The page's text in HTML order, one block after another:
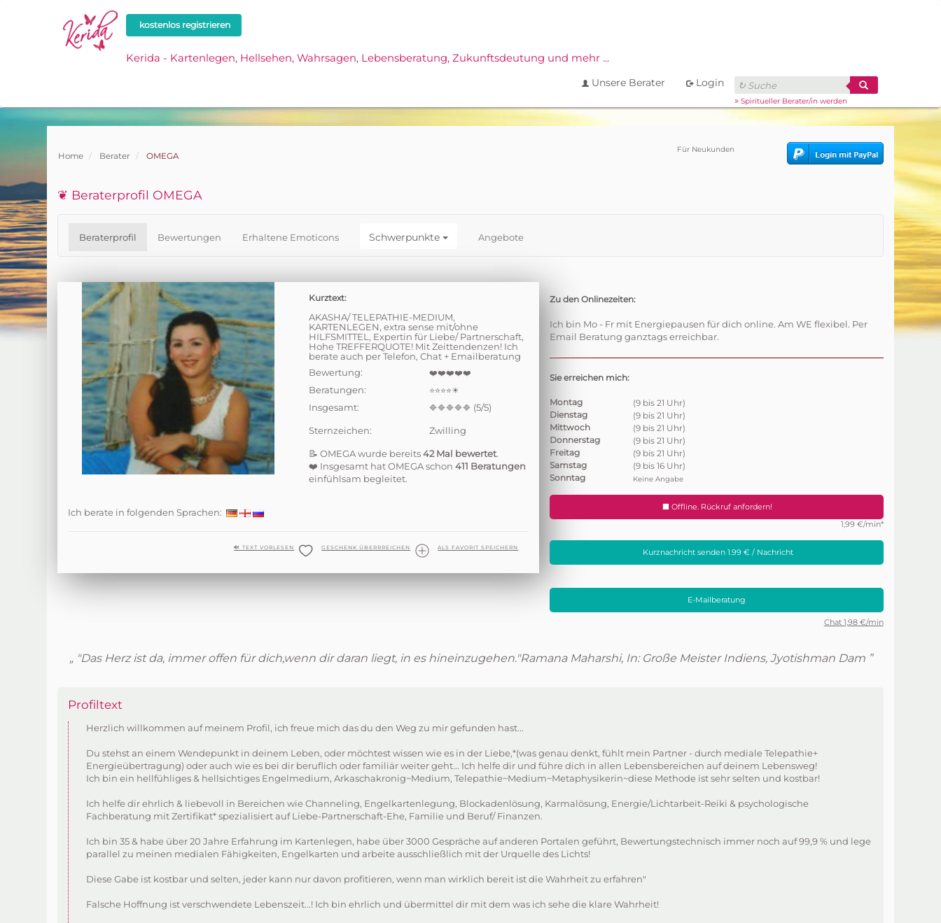
kostenlos registrieren
Kerida - Kartenlegen, Hellsehen, Wahrsagen, Lebensberatung, Zukunftsdeutung und mehr ...
Unsere Berater
Login
» Spiritueller Berater/in werden
Home Berater OMEGA
Für Neukunden
❦ Beraterprofil OMEGA
Beraterprofil Bewertungen Erhaltene Emoticons Schwerpunkte Angebote
Kurztext:
AKASHA/ TELEPATHIE-MEDIUM,
KARTENLEGEN, extra sense mit/ohne
HILFSMITTEL, Expertin für Liebe/ Partnerschaft,
Hohe TREFFERQUOTE! Mit Zeittendenzen! Ich
berate auch per Telefon, Chat + Emailberatung
Bewertung:
❤️❤️❤️❤️❤️
Beratungen: ⭐⭐⭐⭐☀
Insgesamt: 🔷🔷🔷🔷🔷 (5/5)
Sternzeichen: Zwilling
📝 OMEGA wurde bereits42 Mal bewertet.
❤️ Insgesamt hat OMEGA schon411 Beratungen
einfühlsam begleitet.
Ich berate in folgenden Sprachen:
🔊 TEXT VORLESEN GESCHENK ÜBERRREICHEN ALS FAVORIT SPEICHERN
Zu den Onlinezeiten:
Ich bin Mo - Fr mit Energiepausen für dich online. Am WE flexibel. Per
Email Beratung ganztags erreichbar.
Sie erreichen mich:
Montag
(9 bis 21 Uhr)
Dienstag
(9 bis 21 Uhr)
Mittwoch
(9 bis 21 Uhr)
Donnerstag
(9 bis 21 Uhr)
Freitag
(9 bis 21 Uhr)
Samstag
(9 bis 16 Uhr)
Sonntag
Keine Angabe
Offline. Rückruf anfordern!
1,99 €/min*
Kurznachricht senden 1.99 € / Nachricht
E-Mailberatung
Chat 1,98 €/min
„ "Das Herz ist da, immer offen für dich,wenn dir daran liegt, in es hineinzugehen."Ramana Maharshi, In: Große Meister Indiens, Jyotishman Dam ”
Profiltext
Herzlich willkommen auf meinem Profil, ich freue mich das du den Weg zu mir gefunden hast...
Du stehst an einem Wendepunkt in deinem Leben, oder möchtest wissen wie es in der Liebe,*(was genau denkt, fühlt mein Partner - durch mediale Telepathie+
Energieübertragung) oder auch wie es bei dir beruflich oder familiär weiter geht... Ich helfe dir und führe dich in allen Lebensbereichen auf deinem Lebensweg!
Ich bin ein hellfühliges & hellsichtiges Engelmedium, Arkaschakronig~Medium, Telepathie~Medium~Metaphysikerin~diese Methode ist sehr selten und kostbar!
Ich helfe dir ehrlich & liebevoll in Bereichen wie Channeling, Engelkartenlegung, Blockadenlösung, Karmalösung, Energie/Lichtarbeit-Reiki & psychologische
Fachberatung mit Zertifikat* spezialisiert auf Liebe-Partnerschaft-Ehe, Familie und Beruf/ Finanzen.
Ich bin 35 & habe über 20 Jahre Erfahrung im Kartenlegen, habe über 3000 Gespräche auf anderen Portalen geführt, Bewertungstechnisch immer noch auf 99,9 % und lege
parallel zu meinen medialen Fähigkeiten, Engelkarten und arbeite ausschließlich mit der Urquelle des Lichts!
Diese Gabe ist kostbar und selten, jeder kann nur davon profitieren, wenn man wirklich bereit ist die Wahrheit zu erfahren"
Falsche Hoffnung ist verschwendete Lebenszeit...! Ich bin ehrlich und übermittel dir mit dem was ich sehe die klare Wahrheit!